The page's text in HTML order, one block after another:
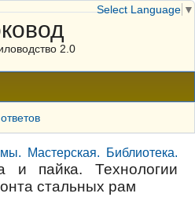
2.0
Мастерская. Библиотека.
и пайка. Технологии
стальных рам
Select Language ▼